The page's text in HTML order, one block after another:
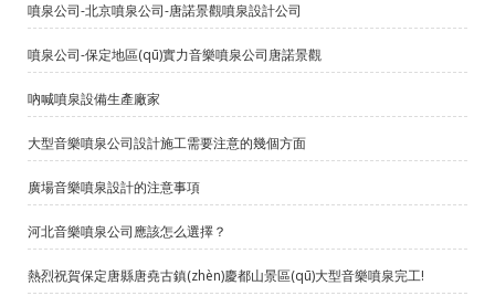
噴泉公司-北京噴泉公司-唐諾景觀噴泉設計公司
噴泉公司-保定地區(qū)實力音樂噴泉公司唐諾景觀
吶喊噴泉設備生產廠家
大型音樂噴泉公司設計施工需要注意的幾個方面
廣場音樂噴泉設計的注意事項
河北音樂噴泉公司應該怎么選擇？
熱烈祝賀保定唐縣唐堯古鎮(zhèn)慶都山景區(qū)大型音樂噴泉完工!